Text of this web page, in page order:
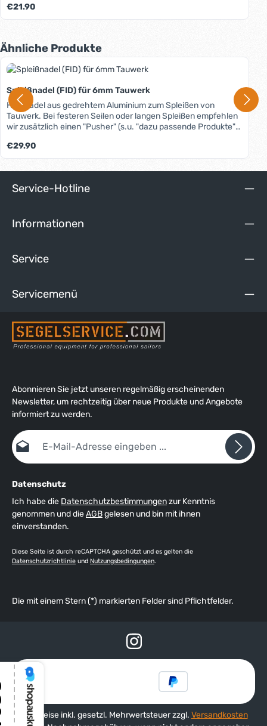
Regulärer Preis:
€21.90
Produktgalerie überspringen
Ähnliche Produkte
Spleißnadel (FID) für 6mm Tauwerk
Hohlnadel aus gedrehtem Aluminium zum Spleißen von
Tauwerk. Bei festeren Seilen oder langen Spleißen empfehlen
wir zusätzlich einen "Pusher" (s.u. "dazu passende Produkte").
Spleißanleitungen unseres Partners FSE/Teufelberger
kostenlos downloaden.
Regulärer Preis:
€29.90
Service-Hotline
Informationen
Service
Servicemenü
Abonnieren Sie jetzt unseren regelmäßig erscheinenden
Newsletter, um rechtzeitig über neue Produkte und Angebote
informiert zu werden.
E-Mail-Adresse*
Datenschutz
Ich habe die Datenschutzbestimmungenzur Kenntnis
genommen und dieAGBgelesen und bin mit ihnen
einverstanden.
Diese Seite ist durch reCAPTCHA geschützt und es gelten die
Datenschutzrichtlinie und Nutzungsbedingungen.
Die mit einem Stern (*) markierten Felder sind Pflichtfelder.
Alle Preise inkl. gesetzl. Mehrwertsteuer zzgl. Versandkosten